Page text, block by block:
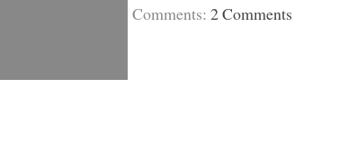
Comments: 2 Comments